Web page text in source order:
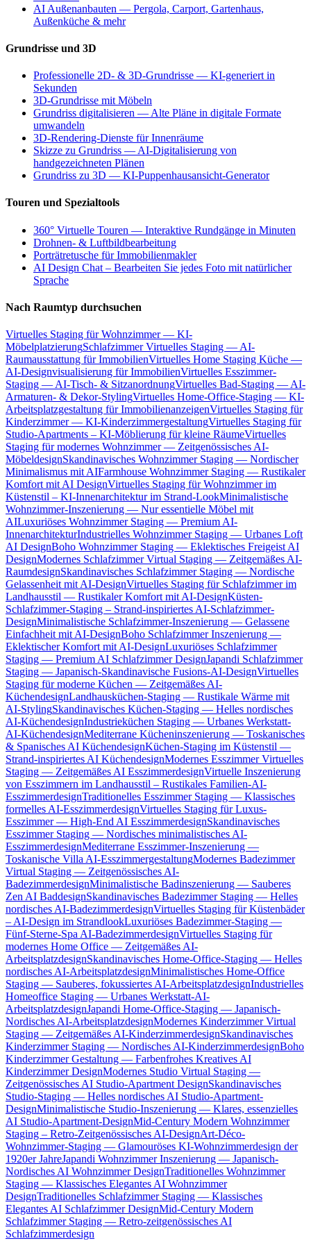
AI Außenanbauten — Pergola, Carport, Gartenhaus,
Außenküche & mehr
Grundrisse und 3D
Professionelle 2D- & 3D-Grundrisse — KI-generiert in
Sekunden
3D-Grundrisse mit Möbeln
Grundriss digitalisieren — Alte Pläne in digitale Formate
umwandeln
3D-Rendering-Dienste für Innenräume
Skizze zu Grundriss — AI-Digitalisierung von
handgezeichneten Plänen
Grundriss zu 3D — KI-Puppenhausansicht-Generator
Touren und Spezialtools
360° Virtuelle Touren — Interaktive Rundgänge in Minuten
Drohnen- & Luftbildbearbeitung
Porträtretusche für Immobilienmakler
AI Design Chat – Bearbeiten Sie jedes Foto mit natürlicher
Sprache
Nach Raumtyp durchsuchen
Virtuelles Staging für Wohnzimmer — KI-
MöbelplatzierungSchlafzimmer Virtuelles Staging — AI-
Raumausstattung für ImmobilienVirtuelles Home Staging Küche —
AI-Designvisualisierung für ImmobilienVirtuelles Esszimmer-
Staging — AI-Tisch- & SitzanordnungVirtuelles Bad-Staging — AI-
Armaturen- & Dekor-StylingVirtuelles Home-Office-Staging — KI-
Arbeitsplatzgestaltung für ImmobilienanzeigenVirtuelles Staging für
Kinderzimmer — KI-KinderzimmergestaltungVirtuelles Staging für
Studio-Apartments – KI-Möblierung für kleine RäumeVirtuelles
Staging für modernes Wohnzimmer — Zeitgenössisches AI-
MöbeldesignSkandinavisches Wohnzimmer Staging — Nordischer
Minimalismus mit AIFarmhouse Wohnzimmer Staging — Rustikaler
Komfort mit AI DesignVirtuelles Staging für Wohnzimmer im
Küstenstil – KI-Innenarchitektur im Strand-LookMinimalistische
Wohnzimmer-Inszenierung — Nur essentielle Möbel mit
AILuxuriöses Wohnzimmer Staging — Premium AI-
InnenarchitekturIndustrielles Wohnzimmer Staging — Urbanes Loft
AI DesignBoho Wohnzimmer Staging — Eklektisches Freigeist AI
DesignModernes Schlafzimmer Virtual Staging — Zeitgemäßes AI-
RaumdesignSkandinavisches Schlafzimmer Staging — Nordische
Gelassenheit mit AI-DesignVirtuelles Staging für Schlafzimmer im
Landhausstil — Rustikaler Komfort mit AI-DesignKüsten-
Schlafzimmer-Staging – Strand-inspiriertes AI-Schlafzimmer-
DesignMinimalistische Schlafzimmer-Inszenierung — Gelassene
Einfachheit mit AI-DesignBoho Schlafzimmer Inszenierung —
Eklektischer Komfort mit AI-DesignLuxuriöses Schlafzimmer
Staging — Premium AI Schlafzimmer DesignJapandi Schlafzimmer
Staging — Japanisch-Skandinavische Fusions-AI-DesignVirtuelles
Staging für moderne Küchen — Zeitgemäßes AI-
KüchendesignLandhausküchen-Staging — Rustikale Wärme mit
AI-StylingSkandinavisches Küchen-Staging — Helles nordisches
AI-KüchendesignIndustrieküchen Staging — Urbanes Werkstatt-
AI-KüchendesignMediterrane Kücheninszenierung — Toskanisches
& Spanisches AI KüchendesignKüchen-Staging im Küstenstil —
Strand-inspiriertes AI KüchendesignModernes Esszimmer Virtuelles
Staging — Zeitgemäßes AI EsszimmerdesignVirtuelle Inszenierung
von Esszimmern im Landhausstil – Rustikales Familien-AI-
EsszimmerdesignTraditionelles Esszimmer Staging — Klassisches
formelles AI-EsszimmerdesignVirtuelles Staging für Luxus-
Esszimmer — High-End AI EsszimmerdesignSkandinavisches
Esszimmer Staging — Nordisches minimalistisches AI-
EsszimmerdesignMediterrane Esszimmer-Inszenierung —
Toskanische Villa AI-EsszimmergestaltungModernes Badezimmer
Virtual Staging — Zeitgenössisches AI-
BadezimmerdesignMinimalistische Badinszenierung — Sauberes
Zen AI BaddesignSkandinavisches Badezimmer Staging — Helles
nordisches AI-BadezimmerdesignVirtuelles Staging für Küstenbäder
– AI-Design im StrandlookLuxuriöses Badezimmer-Staging —
Fünf-Sterne-Spa AI-BadezimmerdesignVirtuelles Staging für
modernes Home Office — Zeitgemäßes AI-
ArbeitsplatzdesignSkandinavisches Home-Office-Staging — Helles
nordisches AI-ArbeitsplatzdesignMinimalistisches Home-Office
Staging — Sauberes, fokussiertes AI-ArbeitsplatzdesignIndustrielles
Homeoffice Staging — Urbanes Werkstatt-AI-
ArbeitsplatzdesignJapandi Home-Office-Staging — Japanisch-
Nordisches AI-ArbeitsplatzdesignModernes Kinderzimmer Virtual
Staging — Zeitgemäßes AI-KinderzimmerdesignSkandinavisches
Kinderzimmer Staging — Nordisches AI-KinderzimmerdesignBoho
Kinderzimmer Gestaltung — Farbenfrohes Kreatives AI
Kinderzimmer DesignModernes Studio Virtual Staging —
Zeitgenössisches AI Studio-Apartment DesignSkandinavisches
Studio-Staging — Helles nordisches AI Studio-Apartment-
DesignMinimalistische Studio-Inszenierung — Klares, essenzielles
AI Studio-Apartment-DesignMid-Century Modern Wohnzimmer
Staging – Retro-Zeitgenössisches AI-DesignArt-Déco-
Wohnzimmer-Staging — Glamouröses KI-Wohnzimmerdesign der
1920er JahreJapandi Wohnzimmer Inszenierung — Japanisch-
Nordisches AI Wohnzimmer DesignTraditionelles Wohnzimmer
Staging — Klassisches Elegantes AI Wohnzimmer
DesignTraditionelles Schlafzimmer Staging — Klassisches
Elegantes AI Schlafzimmer DesignMid-Century Modern
Schlafzimmer Staging — Retro-zeitgenössisches AI
Schlafzimmerdesign